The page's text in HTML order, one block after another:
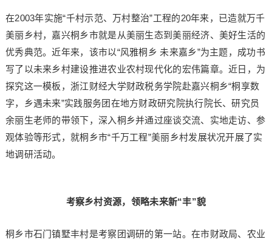
在2003年实施“千村示范、万村整治”工程的20年来，已造就万千
美丽乡村，嘉兴桐乡市就是从美丽生态到美丽经济、美好生活的
优秀典范。近年来，该市以“风雅桐乡 未来嘉乡”为主题，成功书
写了以未来乡村建设推进农业农村现代化的宏伟篇章。近日，为
探究这一模板，浙江财经大学财政税务学院赴嘉兴桐乡“桐享数
字，乡遇未来”实践服务团在地方财政研究院执行院长、研究员
余丽生老师的带领下，深入桐乡并通过座谈交流、实地走访、参
观体验等形式，就桐乡市“千万工程”美丽乡村发展状况开展了实
地调研活动。
考察乡村资源，领略未来新“丰”貌
桐乡市石门镇墅丰村是考察团调研的第一站。在市财政局、农业